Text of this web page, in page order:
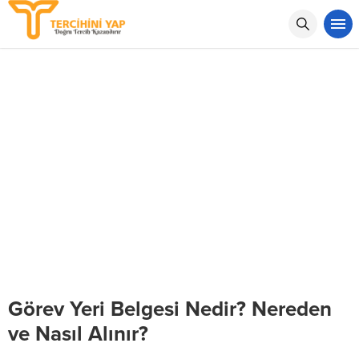
Görev Yeri Belgesi Nedir? Nereden
ve Nasıl Alınır?